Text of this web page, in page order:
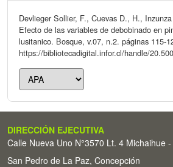
Devlieger Sollier, F., Cuevas D., H.,
Efecto de las variables de debobinado en
lusitanico. Bosque, v.07, n.2. páginas 115-
https://bibliotecadigital.infor.cl/handle/
DIRECCIÓN EJECUTIVA
Calle Nueva Uno N°3570 Lt. 4 Michaihue -
San Pedro de La Paz, Concepción